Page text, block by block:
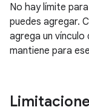
No hay límite
puedes agregar.
agrega un
mantiene para